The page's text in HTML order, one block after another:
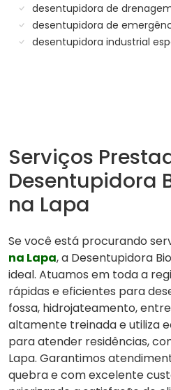
desentupidora de
desentupidora de
desentupidora industrial
Serviços
Desentupidora
na Lapa
Se você está procurando
na Lapa, a Desentupidora
ideal. Atuamos em toda a
rápidas e eficientes para
fossa, hidrojateamento,
altamente treinada e utiliza
para atender residências,
Lapa. Garantimos
quebra e com excelente